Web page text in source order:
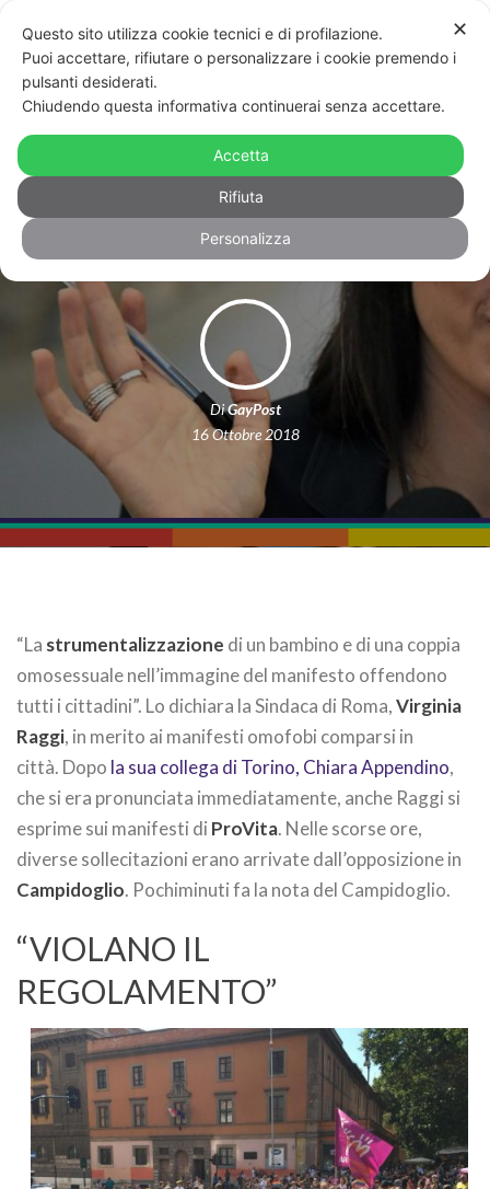
Manifesti omofobi di ProVita, Raggi:
“Rimuoveteli, offendono tutti i
cittadini”
DiGayPost
16 Ottobre 2018
“La strumentalizzazione di un bambino e di una coppia
omosessuale nell’immagine del manifesto offendono
tutti i cittadini”. Lo dichiara la Sindaca di Roma,Virginia
Raggi, in merito ai manifesti omofobi comparsi in
città. Dopo la sua collega di Torino, Chiara Appendino,
che si era pronunciata immediatamente, anche Raggi si
esprime sui manifesti di ProVita. Nelle scorse ore,
diverse sollecitazioni erano arrivate dall’opposizione in
Campidoglio. Pochiminuti fa la nota del Campidoglio.
“VIOLANO IL
REGOLAMENTO”
✕
Questo sito utilizza cookie tecnici e di profilazione.
Puoi accettare, rifiutare o personalizzare i cookie premendo i
pulsanti desiderati.
Chiudendo questa informativa continuerai senza accettare.
Accetta
Rifiuta
Personalizza